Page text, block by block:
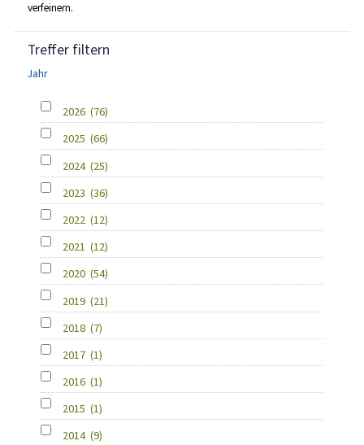
verfeinern.
Treffer filtern
Jahr
2026 (76)
2025 (66)
2024 (25)
2023 (36)
2022 (12)
2021 (12)
2020 (54)
2019 (21)
2018 (7)
2017 (1)
2016 (1)
2015 (1)
2014 (9)